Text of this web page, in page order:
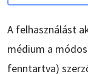
A felhasználást
médium a
fenntartva)